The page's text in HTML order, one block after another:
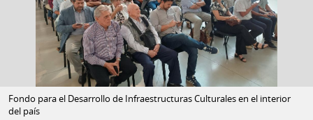
Fondo para el Desarrollo de Infraestructuras Culturales en el interior
del país